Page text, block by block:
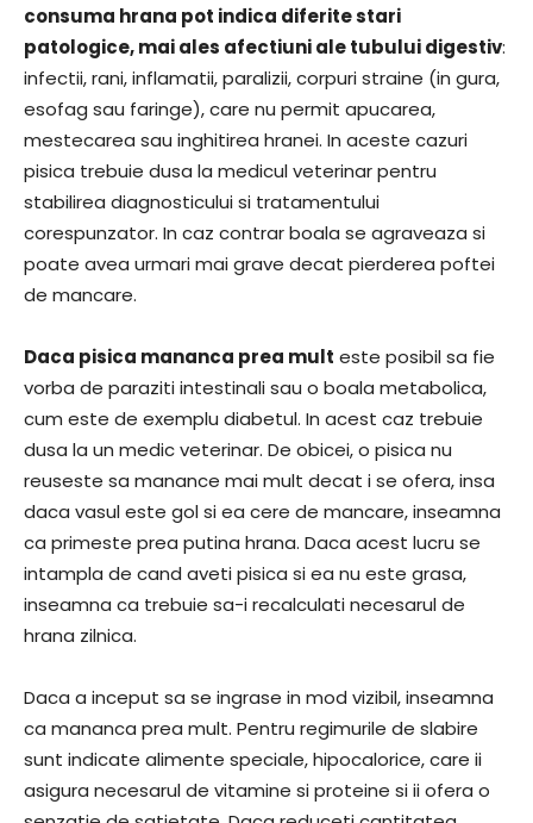
consuma hrana pot indica diferite stari
patologice, mai ales afectiuni ale tubului digestiv:
infectii, rani, inflamatii, paralizii, corpuri straine (in gura,
esofag sau faringe), care nu permit apucarea,
mestecarea sau inghitirea hranei. In aceste cazuri
pisica trebuie dusa la medicul veterinar pentru
stabilirea diagnosticului si tratamentului
corespunzator. In caz contrar boala se agraveaza si
poate avea urmari mai grave decat pierderea poftei
de mancare.
Daca pisica mananca prea mult este posibil sa fie
vorba de paraziti intestinali sau o boala metabolica,
cum este de exemplu diabetul. In acest caz trebuie
dusa la un medic veterinar. De obicei, o pisica nu
reuseste sa manance mai mult decat i se ofera, insa
daca vasul este gol si ea cere de mancare, inseamna
ca primeste prea putina hrana. Daca acest lucru se
intampla de cand aveti pisica si ea nu este grasa,
inseamna ca trebuie sa-i recalculati necesarul de
hrana zilnica.
Daca a inceput sa se ingrase in mod vizibil, inseamna
ca mananca prea mult. Pentru regimurile de slabire
sunt indicate alimente speciale, hipocalorice, care ii
asigura necesarul de vitamine si proteine si ii ofera o